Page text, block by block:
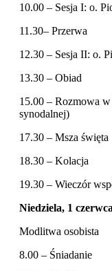
10.00 – Sesja I: o.
11.30– Przerwa
12.30 – Sesja II: o.
13.30 – Obiad
15.00 – Rozmowa
synodalnej)
17.30 – Msza święta
18.30 – Kolacja
19.30 – Wieczór
Niedziela, 1 czerwca
Modlitwa osobista
8.00 – Śniadanie